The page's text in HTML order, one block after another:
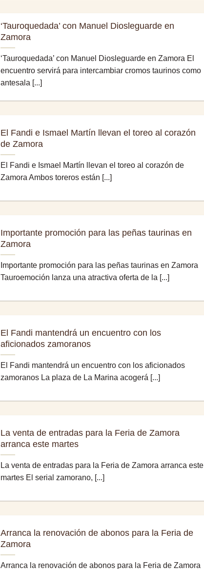
‘Tauroquedada’ con Manuel Diosleguarde en
Zamora
‘Tauroquedada’ con Manuel Diosleguarde en Zamora El
encuentro servirá para intercambiar cromos taurinos como
antesala [...]
El Fandi e Ismael Martín llevan el toreo al corazón
de Zamora
El Fandi e Ismael Martín llevan el toreo al corazón de
Zamora Ambos toreros están [...]
Importante promoción para las peñas taurinas en
Zamora
Importante promoción para las peñas taurinas en Zamora
Tauroemoción lanza una atractiva oferta de la [...]
El Fandi mantendrá un encuentro con los
aficionados zamoranos
El Fandi mantendrá un encuentro con los aficionados
zamoranos La plaza de La Marina acogerá [...]
La venta de entradas para la Feria de Zamora
arranca este martes
La venta de entradas para la Feria de Zamora arranca este
martes El serial zamorano, [...]
Arranca la renovación de abonos para la Feria de
Zamora
Arranca la renovación de abonos para la Feria de Zamora